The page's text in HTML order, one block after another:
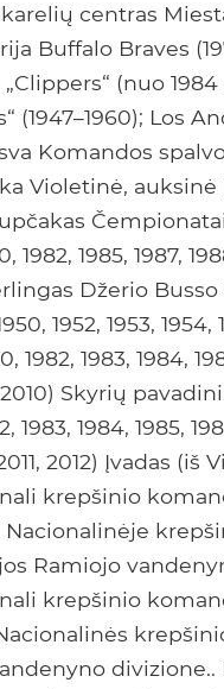
centras
Buffalo Braves
„Clippers“ (nuo
(1947–1960); Los
Komandos
Violetinė,
Čempionatai
1982, 1985, 1987,
Džerio
1952, 1953, 1954,
1982, 1983, 1984,
Skyrių
1983, 1984, 1985,
2012) Įvadas
krepšinio
Ramiojo
krepšinio